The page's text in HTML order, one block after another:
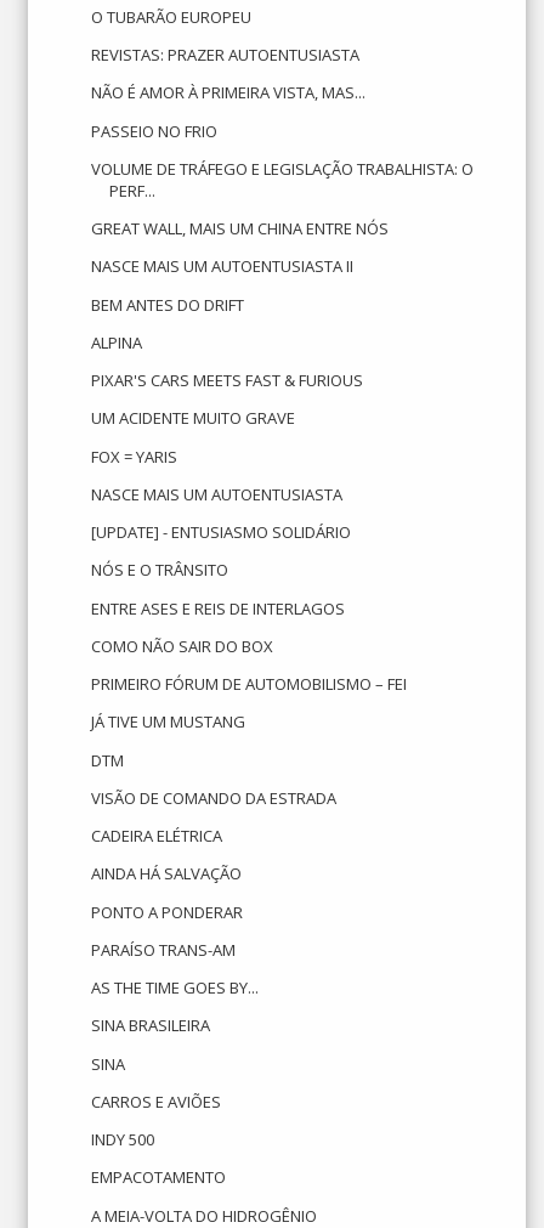
O TUBARÃO EUROPEU
REVISTAS: PRAZER AUTOENTUSIASTA
NÃO É AMOR À PRIMEIRA VISTA, MAS...
PASSEIO NO FRIO
VOLUME DE TRÁFEGO E LEGISLAÇÃO TRABALHISTA: O
PERF...
GREAT WALL, MAIS UM CHINA ENTRE NÓS
NASCE MAIS UM AUTOENTUSIASTA II
BEM ANTES DO DRIFT
ALPINA
PIXAR'S CARS MEETS FAST & FURIOUS
UM ACIDENTE MUITO GRAVE
FOX = YARIS
NASCE MAIS UM AUTOENTUSIASTA
[UPDATE] - ENTUSIASMO SOLIDÁRIO
NÓS E O TRÂNSITO
ENTRE ASES E REIS DE INTERLAGOS
COMO NÃO SAIR DO BOX
PRIMEIRO FÓRUM DE AUTOMOBILISMO – FEI
JÁ TIVE UM MUSTANG
DTM
VISÃO DE COMANDO DA ESTRADA
CADEIRA ELÉTRICA
AINDA HÁ SALVAÇÃO
PONTO A PONDERAR
PARAÍSO TRANS-AM
AS THE TIME GOES BY...
SINA BRASILEIRA
SINA
CARROS E AVIÕES
INDY 500
EMPACOTAMENTO
A MEIA-VOLTA DO HIDROGÊNIO